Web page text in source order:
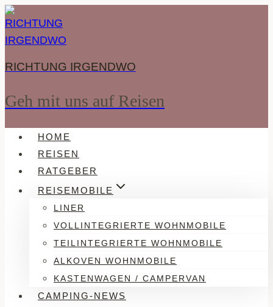
Zum
Inhalt
springen
RICHTUNG IRGENDWO
Geh mit uns auf Reisen
HOME
REISEN
RATGEBER
REISEMOBILE
LINER
VOLLINTEGRIERTE WOHNMOBILE
TEILINTEGRIERTE WOHNMOBILE
ALKOVEN WOHNMOBILE
KASTENWAGEN / CAMPERVAN
CAMPING-NEWS